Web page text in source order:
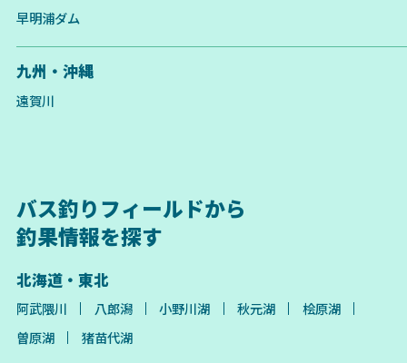
早明浦ダム
九州・沖縄
遠賀川
バス釣りフィールドから
釣果情報を探す
北海道・東北
阿武隈川 八郎潟 小野川湖 秋元湖
桧原湖
曽原湖
猪苗代湖